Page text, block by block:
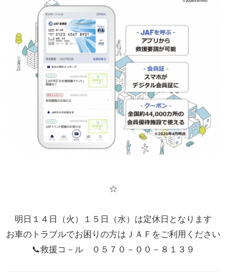
☆
明日１４日（火）１５日（水）は定休日となります
お車のトラブルでお困りの方はＪＡＦをご利用ください
📞救援コ－ル ０５７０－００－８１３９